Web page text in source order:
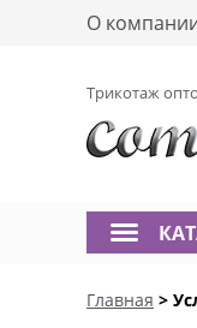
О
Трикотаж
Главная >